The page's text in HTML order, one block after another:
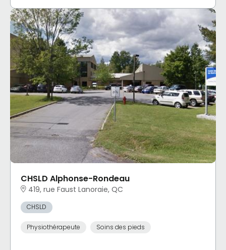
CHSLD Alphonse-Rondeau
419, rue Faust Lanoraie, QC
CHSLD
Physiothérapeute Soins des pieds